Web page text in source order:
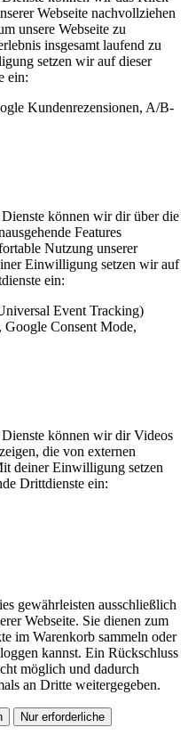
Webseite nachvollziehen
unsere Webseite zu
insgesamt laufend zu
setzen wir auf dieser
ein:
Kundenrezensionen, A/B-
können wir dir über die
Features
Nutzung unserer
Einwilligung setzen wir auf
ein:
Event Tracking)
Consent Mode,
können wir dir Videos
die von externen
deiner Einwilligung setzen
Drittdienste ein:
gewährleisten ausschließlich
Webseite. Sie dienen zum
im Warenkorb sammeln oder
kannst. Ein Rückschluss
möglich und dadurch
an Dritte weitergegeben.
Nur erforderliche